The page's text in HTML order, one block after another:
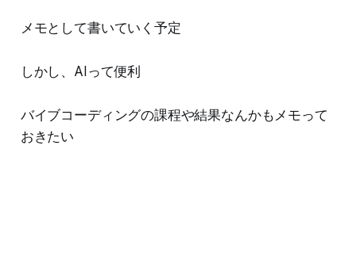
メモとして書いていく予定
しかし、AIって便利
バイブコーディングの課程や結果なんかもメモって
おきたい